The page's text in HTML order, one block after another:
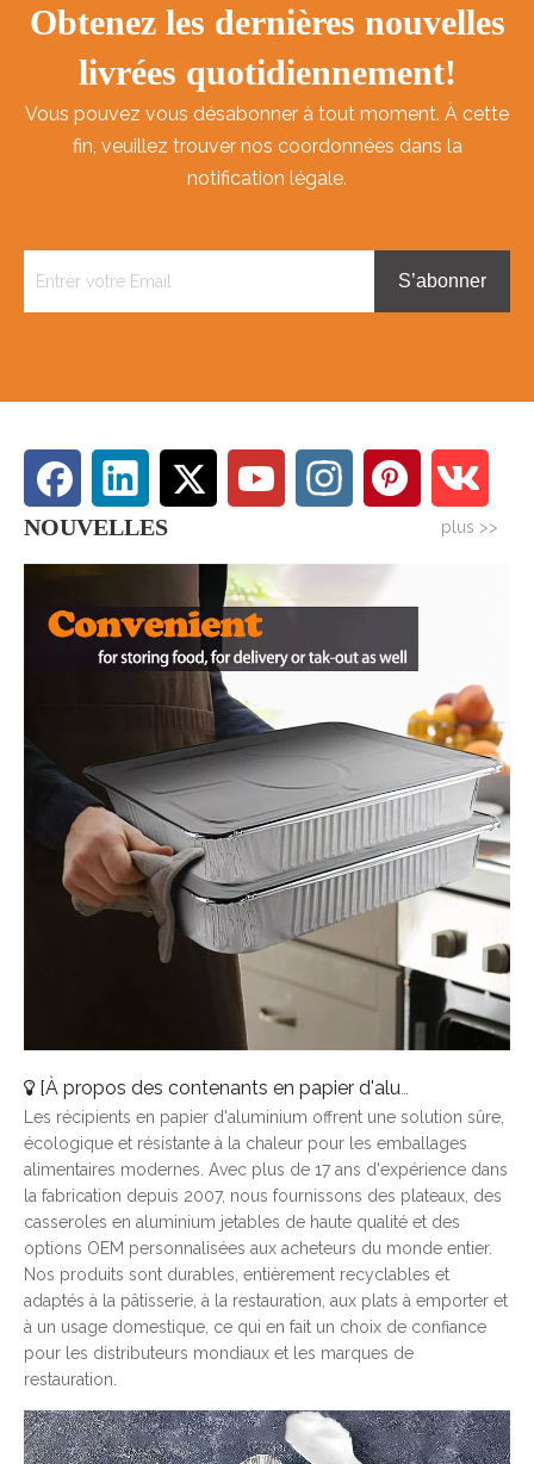
Obtenez les dernières nouvelles
livrées quotidiennement!
Vous pouvez vous désabonner à tout moment. À cette
fin, veuillez trouver nos coordonnées dans la
notification légale.
S’abonner
NOUVELLES plus >>
[À propos des contenants en papier d'aluminium
Les récipients en papier d'aluminium offrent une solution sûre,
écologique et résistante à la chaleur pour les emballages
alimentaires modernes. Avec plus de 17 ans d'expérience dans
la fabrication depuis 2007, nous fournissons des plateaux, des
casseroles en aluminium jetables de haute qualité et des
options OEM personnalisées aux acheteurs du monde entier.
Nos produits sont durables, entièrement recyclables et
adaptés à la pâtisserie, à la restauration, aux plats à emporter et
à un usage domestique, ce qui en fait un choix de confiance
pour les distributeurs mondiaux et les marques de
restauration.